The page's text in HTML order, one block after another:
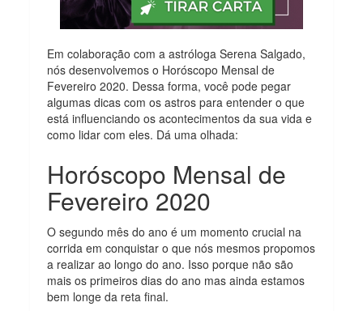
Em colaboração com a astróloga Serena Salgado,
nós desenvolvemos o Horóscopo Mensal de
Fevereiro 2020. Dessa forma, você pode pegar
algumas dicas com os astros para entender o que
está influenciando os acontecimentos da sua vida e
como lidar com eles. Dá uma olhada:
Horóscopo Mensal de
Fevereiro 2020
O segundo mês do ano é um momento crucial na
corrida em conquistar o que nós mesmos propomos
a realizar ao longo do ano. Isso porque não são
mais os primeiros dias do ano mas ainda estamos
bem longe da reta final.